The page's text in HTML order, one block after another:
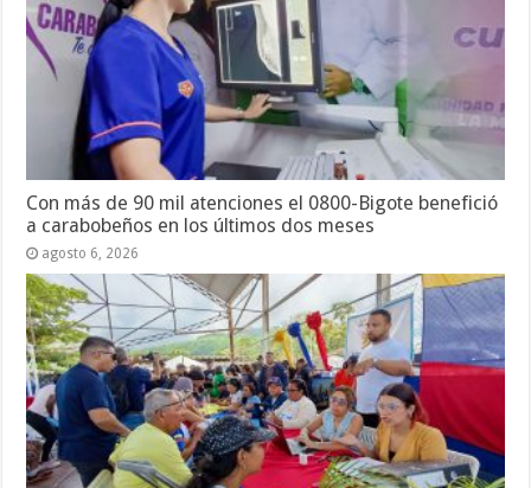
Con más de 90 mil atenciones el 0800-Bigote benefició
a carabobeños en los últimos dos meses
agosto 6, 2026